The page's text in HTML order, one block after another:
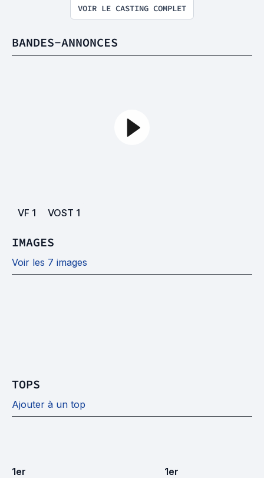
VOIR LE CASTING COMPLET
BANDES-ANNONCES
VF 1 VOST 1
IMAGES
Voir les 7 images
TOPS
Ajouter à un top
1er 1er